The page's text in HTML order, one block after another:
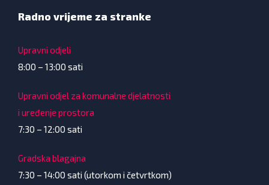
Radno vrijeme za stranke
Upravni odjeli
8:00 – 13:00 sati
Upravni odjel za komunalne djelatnosti
i uređenje prostora
7:30 – 12:00 sati
Gradska blagajna
7:30 – 14:00 sati (utorkom i četvrtkom)